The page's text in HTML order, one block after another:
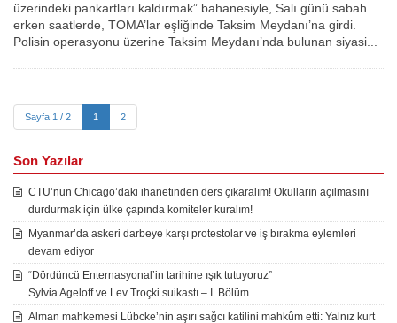
üzerindeki pankartları kaldırmak” bahanesiyle, Salı günü sabah
erken saatlerde, TOMA’lar eşliğinde Taksim Meydanı’na girdi.
Polisin operasyonu üzerine Taksim Meydanı’nda bulunan siyasi...
Sayfa 1 / 2 1 2
Son Yazılar
CTU’nun Chicago’daki ihanetinden ders çıkaralım! Okulların açılmasını
durdurmak için ülke çapında komiteler kuralım!
Myanmar’da askeri darbeye karşı protestolar ve iş bırakma eylemleri
devam ediyor
“Dördüncü Enternasyonal’in tarihine ışık tutuyoruz”
Sylvia Ageloff ve Lev Troçki suikastı – I. Bölüm
Alman mahkemesi Lübcke’nin aşırı sağcı katilini mahkûm etti: Yalnız kurt